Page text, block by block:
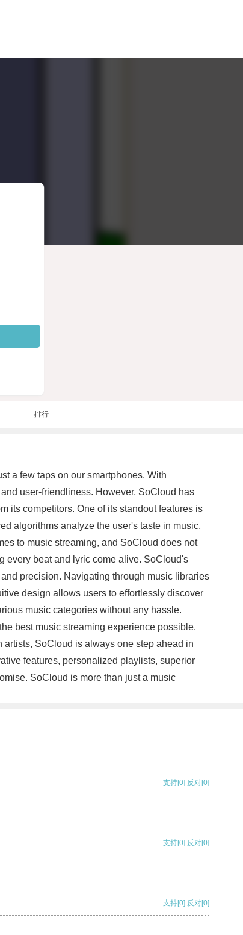
排行
a few taps on our smartphones. With
user-friendliness. However, SoCloud has
its competitors. One of its standout features is
algorithms analyze the user's taste in music,
to music streaming, and SoCloud does not
every beat and lyric come alive. SoCloud's
precision. Navigating through music libraries
design allows users to effortlessly discover
music categories without any hassle.
best music streaming experience possible.
SoCloud is always one step ahead in
features, personalized playlists, superior
SoCloud is more than just a music
支持[0] 反对[0]
支持[0] 反对[0]
支持[0] 反对[0]